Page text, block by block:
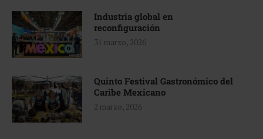
Industria global en
reconfiguración
31 marzo, 2026
Quinto Festival Gastronómico del
Caribe Mexicano
2 marzo, 2026